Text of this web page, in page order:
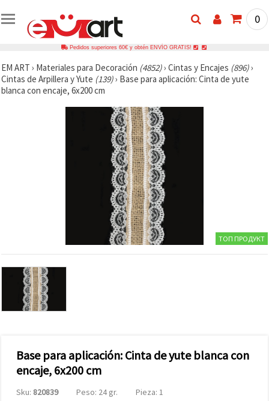
0
Pedidos superiores 60€ y obtén ENVÍO GRATIS!
EM ART › Materiales para Decoración (4852)› Cintas y Encajes (896)›
Cintas de Arpillera y Yute (139)› Base para aplicación: Cinta de yute
blanca con encaje, 6x200 cm
ТОП ПРОДУКТ
Base para aplicación: Cinta de yute blanca con
encaje, 6x200 cm
Sku: 820839 Peso: 24 gr.
Pieza: 1